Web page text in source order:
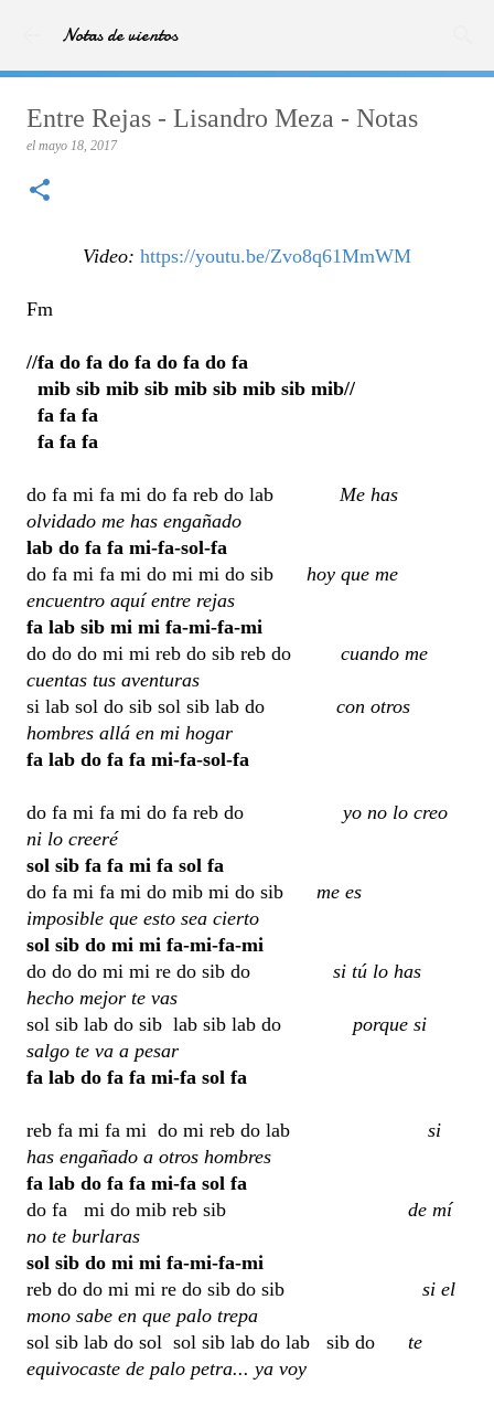
Ir al contenido principal
Notas de vientos
Entre Rejas - Lisandro Meza - Notas
el mayo 18, 2017
Video: https://youtu.be/Zvo8q61MmWM
Fm
//fa do fa do fa do fa do fa
mib sib mib sib mib sib mib sib mib//
fa fa fa
fa fa fa
do fa mi fa mi do fa reb do lab Me has
olvidado me has engañado
lab do fa fa mi-fa-sol-fa
do fa mi fa mi do mi mi do sib hoy que me
encuentro aquí entre rejas
fa lab sib mi mi fa-mi-fa-mi
do do do mi mi reb do sib reb do cuando me
cuentas tus aventuras
si lab sol do sib sol sib lab do con otros
hombres allá en mi hogar
fa lab do fa fa mi-fa-sol-fa
do fa mi fa mi do fa reb do yo no lo creo
ni lo creeré
sol sib fa fa mi fa sol fa
do fa mi fa mi do mib mi do sib me es
imposible que esto sea cierto
sol sib do mi mi fa-mi-fa-mi
do do do mi mi re do sib do si tú lo has
hecho mejor te vas
sol sib lab do sib lab sib lab do porque si
salgo te va a pesar
fa lab do fa fa mi-fa sol fa
reb fa mi fa mi do mi reb do lab si
has engañado a otros hombres
fa lab do fa fa mi-fa sol fa
do fa mi do mib reb sib de mí
no te burlaras
sol sib do mi mi fa-mi-fa-mi
reb do do mi mi re do sib do sib si el
mono sabe en que palo trepa
sol sib lab do sol sol sib lab do lab sib do te
equivocaste de palo petra... ya voy